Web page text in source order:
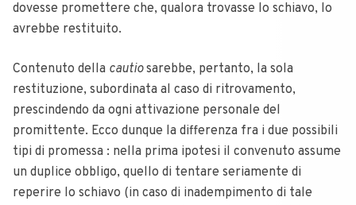
dovesse promettere che, qualora trovasse lo schiavo, lo
avrebbe restituito.
Contenuto della cautiosarebbe, pertanto, la sola
restituzione, subordinata al caso di ritrovamento,
prescindendo da ogni attivazione personale del
promittente. Ecco dunque la differenza fra i due possibili
tipi di promessa : nella prima ipotesi il convenuto assume
un duplice obbligo, quello di tentare seriamente di
reperire lo schiavo (in caso di inadempimento di tale